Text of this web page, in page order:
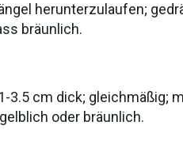
herunterzulaufen;
bräunlich.
3.5 cm dick; gleichmäßig;
oder bräunlich.